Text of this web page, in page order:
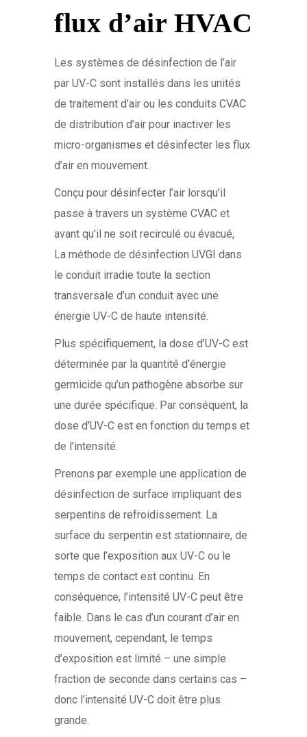
flux d’air HVAC
Les systèmes de désinfection de l’air
par UV-C sont installés dans les unités
de traitement d’air ou les conduits CVAC
de distribution d’air pour inactiver les
micro-organismes et désinfecter les flux
d’air en mouvement.
Conçu pour désinfecter l’air lorsqu’il
passe à travers un système CVAC et
avant qu’il ne soit recirculé ou évacué,
La méthode de désinfection UVGI dans
le conduit irradie toute la section
transversale d’un conduit avec une
énergie UV-C de haute intensité.
Plus spécifiquement, la dose d’UV-C est
déterminée par la quantité d’énergie
germicide qu’un pathogène absorbe sur
une durée spécifique. Par conséquent, la
dose d’UV-C est en fonction du temps et
de l’intensité.
Prenons par exemple une application de
désinfection de surface impliquant des
serpentins de refroidissement. La
surface du serpentin est stationnaire, de
sorte que l’exposition aux UV-C ou le
temps de contact est continu. En
conséquence, l’intensité UV-C peut être
faible. Dans le cas d’un courant d’air en
mouvement, cependant, le temps
d’exposition est limité – une simple
fraction de seconde dans certains cas –
donc l’intensité UV-C doit être plus
grande.